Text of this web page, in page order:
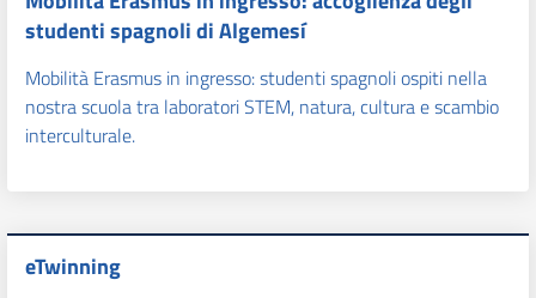
studenti spagnoli di Algemesí
Mobilità Erasmus in ingresso: studenti spagnoli ospiti nella
nostra scuola tra laboratori STEM, natura, cultura e scambio
interculturale.
eTwinning